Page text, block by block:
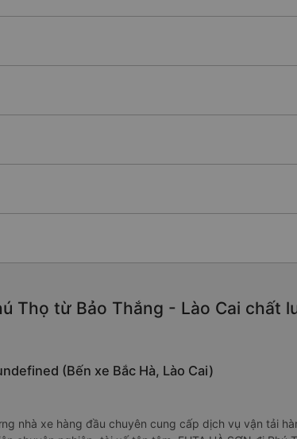
Thọ từ Bảo Thắng - Lào Cai chất
(Bến xe Bắc Hà, Lào Cai)
nhà xe hàng đầu chuyên cung cấp dịch vụ vận tải